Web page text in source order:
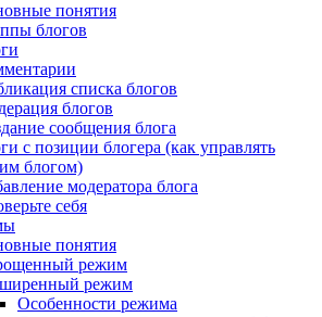
понятия
блогов
списка блогов
блогов
сообщения блога
с позиции блогера (как управлять
блогом)
модератора блога
себя
понятия
режим
режим
Особенности режима